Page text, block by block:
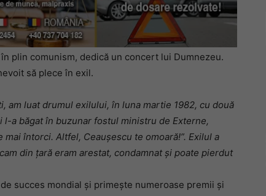
plin comunism, dedică un concert lui Dumnezeu.
să plece în exil.
am luat drumul exilului, în luna martie 1982, cu două
a băgat în buzunar fostul ministru de Externe,
întorci. Altfel, Ceaușescu te omoară!”. Exilul a
din țară eram arestat, condamnat și poate pierdut
succes mondial și primește numeroase premii și